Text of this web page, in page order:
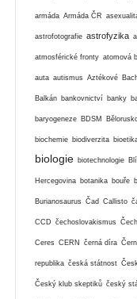
armáda Armáda ČR
astrofotografie astrofyzika
atmosférické fronty atomová
auta autismus Aztékové
Balkán bankovnictví banky
baryogeneze BDSM
biochemie biodiverzita
biologie biotechnologie
Hercegovina botanika bouře
Burianosaurus Čad Callisto
CCD čechoslovakismus
Ceres CERN černá díra
republika česká státnost
Český klub skeptiků český